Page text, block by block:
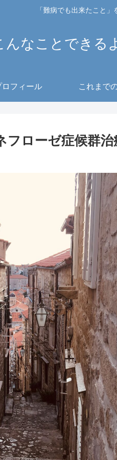
「難病でも出来たこと
んなことでき
ロフィール これまで
ローゼ症候群